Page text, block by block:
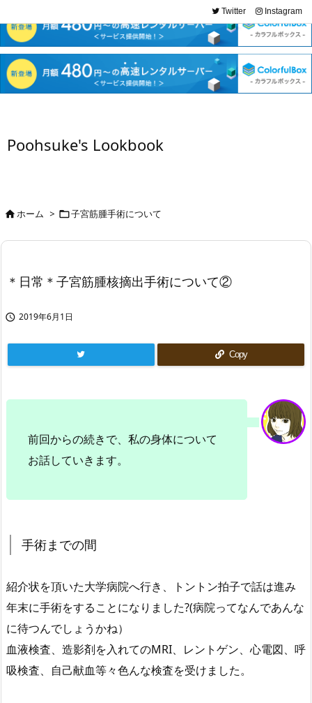
Twitter Instagram
Poohsuke's Lookbook
ホーム > 子宮筋腫手術について
＊日常＊子宮筋腫核摘出手術について②
 2019年6月1日
Copy
前回からの続きで、私の身体について
お話していきます。
手術までの間
紹介状を頂いた大学病院へ行き、トントン拍子で話は進み
年末に手術をすることになりました?(病院ってなんであんな
に待つんでしょうかね）
血液検査、造影剤を入れてのMRI、レントゲン、心電図、呼
吸検査、自己献血等々色んな検査を受けました。